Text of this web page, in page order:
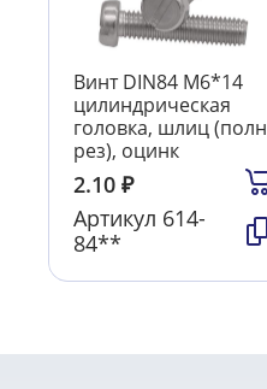
Винт DIN84 М6*14
цилиндрическая
головка, шлиц (полн
рез), оцинк
2.10 ₽
Артикул 614-
84**